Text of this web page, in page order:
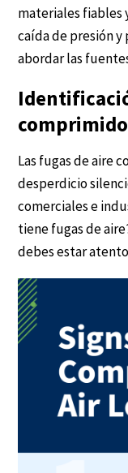
materiales fiables
caída de presión
abordar las
comprimido
Las fugas de aire
desperdicio
comerciales e
tiene fugas de
debes estar